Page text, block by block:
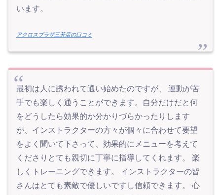
います。
アクロスプラザ三芳店の口コミ
最初は人に誘われて通い始めたのですが、 運動が苦
手でも楽しく通うことができます。自分だけだと何
をどうしたら効果的か分かりづらかったりします
が、インストラクターの方々が個々に合わせて要望
をよく聞いて下さって、効果的にメニューを考えて
くださりとても親切に丁寧に指導してくれます。 楽
しくトレーニングできます。 インストラクターの皆
さんはとても素敵で優しいですし信頼できます。 心